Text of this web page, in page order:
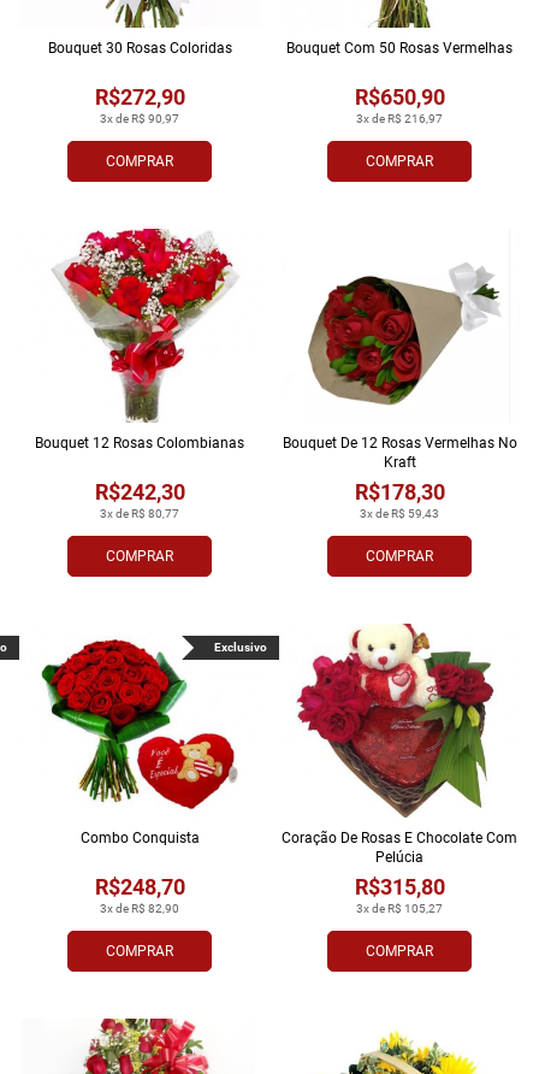
COMPRAR
3x de R$ 90,97
R$272,90
Bouquet 30 Rosas Coloridas
COMPRAR
3x de R$ 216,97
R$650,90
Bouquet Com 50 Rosas Vermelhas
COMPRAR
3x de R$ 80,77
R$242,30
Bouquet 12 Rosas Colombianas
COMPRAR
3x de R$ 59,43
R$178,30
Bouquet De 12 Rosas Vermelhas No
Kraft
COMPRAR
3x de R$ 82,90
R$248,70
Combo Conquista
Exclusivo
COMPRAR
3x de R$ 105,27
R$315,80
Coração De Rosas E Chocolate Com
Pelúcia